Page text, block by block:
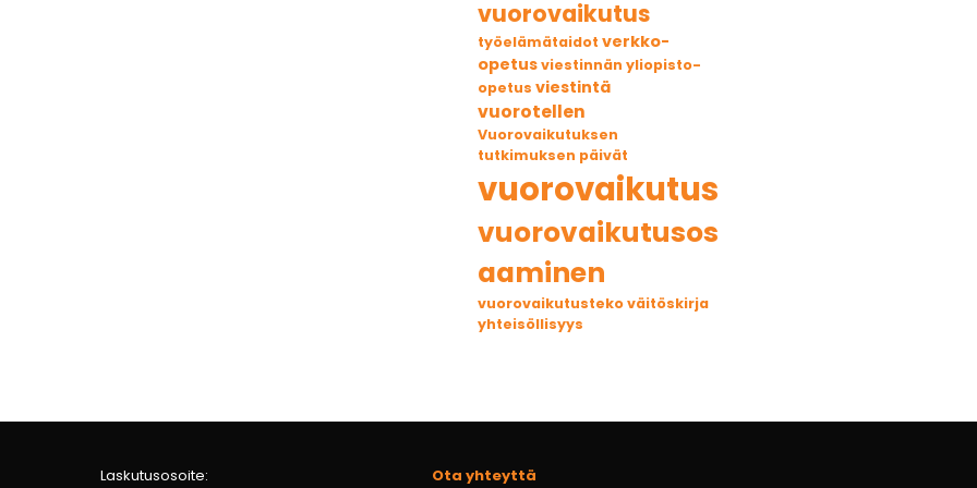
vuorovaikutus
työelämätaidot verkko-
opetusviestinnän yliopisto-
opetus viestintä
vuorotellen
Vuorovaikutuksen
tutkimuksen päivät
vuorovaikutus
vuorovaikutusos
aaminen
vuorovaikutustekoväitöskirja
yhteisöllisyys
Laskutusosoite:
Ota yhteyttä